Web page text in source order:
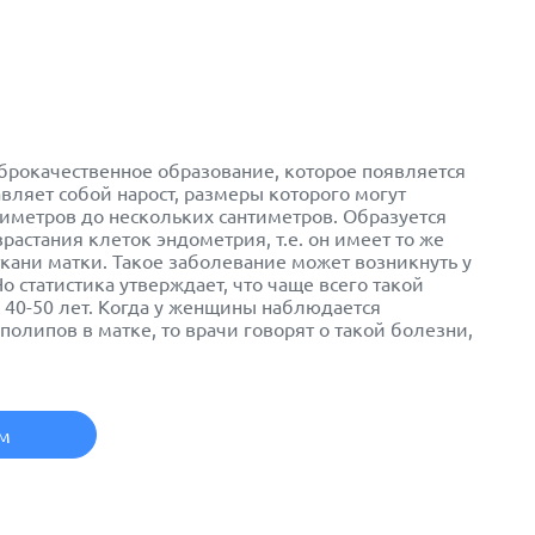
образование, которое появляется
собой нарост, размеры которого могут
до нескольких сантиметров. Образуется
клеток эндометрия, т.е. он имеет то же
матки. Такое заболевание может возникнуть у
утверждает, что чаще всего такой
40-50 лет. Когда у женщины наблюдается
в матке, то врачи говорят о такой болезни,